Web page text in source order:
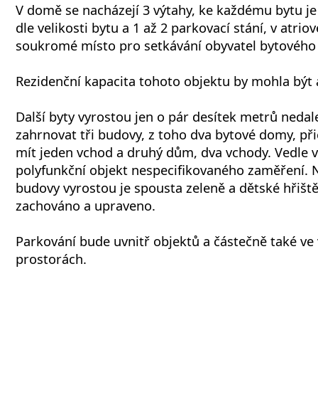
V domě se nacházejí 3 výtahy, ke každému bytu
dle velikosti bytu a 1 až 2 parkovací stání, v
soukromé místo pro setkávání obyvatel
Rezidenční kapacita tohoto objektu by mohla být
Další byty vyrostou jen o pár desítek metrů
zahrnovat tři budovy, z toho dva bytové domy,
mít jeden vchod a druhý dům, dva vchody. Vedle
polyfunkční objekt nespecifikovaného zaměření.
budovy vyrostou je spousta zeleně a dětské
zachováno a upraveno.
Parkování bude uvnitř objektů a částečně také
prostorách.